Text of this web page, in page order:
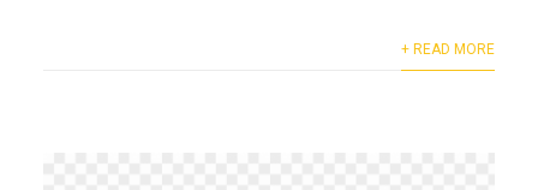
+ READ MORE